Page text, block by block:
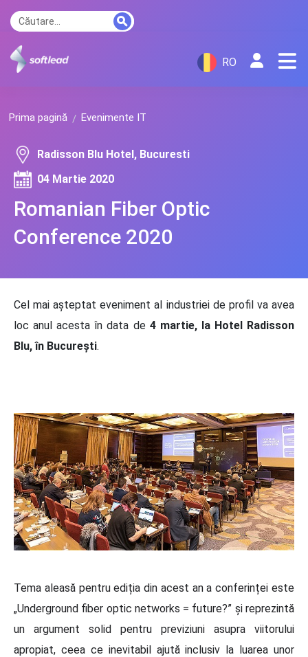
RO
Prima pagină Evenimente IT
Romanian Fiber Optic
Conference 2020
Radisson Blu Hotel, Bucuresti
04 Martie 2020
Cel mai așteptat eveniment al industriei de profil va avea
loc anul acesta în data de 4 martie, la Hotel Radisson
Blu, în București.
Tema aleasă pentru ediția din acest an a conferinței este
„Underground fiber optic networks = future?” și reprezintă
un argument solid pentru previziuni asupra viitorului
apropiat, ceea ce inevitabil ajută inclusiv la luarea unor